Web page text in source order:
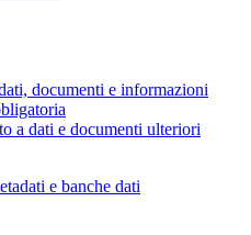
documenti e informazioni
a dati e documenti ulteriori
e banche dati